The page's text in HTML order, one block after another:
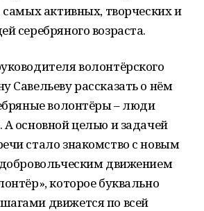
самых активных, творческих и
серебряного возраста.
волонтёрского
Савельеву рассказать о нём
волонтёры – люди
основной целью и задачей
стало знакомство с новым
движением
которое буквально
движется по всей